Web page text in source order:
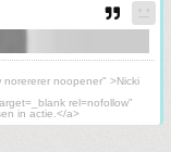
noopener" >Nicki
rel=nofollow"
in actie.</a>